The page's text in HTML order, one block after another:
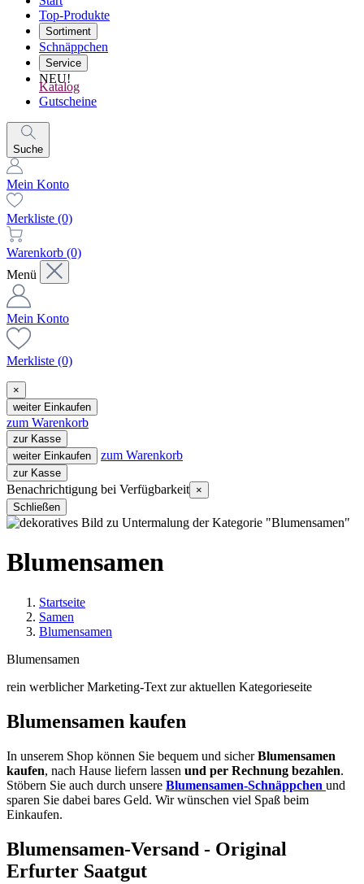
Top-Produkte
Sortiment
Schnäppchen
Service
NEU!
Katalog
Gutscheine
Suche
Mein Konto
Merkliste (0)
Warenkorb (0)
Menü
Mein Konto
Merkliste (0)
×
weiter Einkaufen
zum Warenkorb
zur Kasse
weiter Einkaufen
zum Warenkorb
zur Kasse
Benachrichtigung bei Verfügbarkeit ×
Schließen
Blumensamen
Startseite
Samen
Blumensamen
Blumensamen
rein werblicher Marketing-Text zur aktuellen Kategorieseite
Blumensamen kaufen
In unserem Shop können Sie bequem und sicherBlumensamen
kaufen, nach Hause liefern lassen und per Rechnung bezahlen.
Stöbern Sie auch durch unsere Blumensamen-Schnäppchen und
sparen Sie dabei bares Geld. Wir wünschen viel Spaß beim
Einkaufen.
Blumensamen-Versand - Original
Erfurter Saatgut